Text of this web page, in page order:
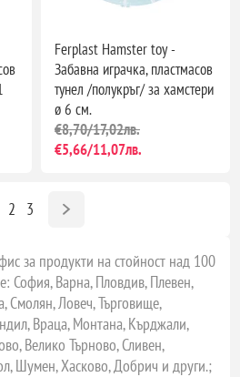
Ferplast Hamster toy -
Забавна играчка, пластмасов
тунел /полукръг/ за хамстери
ø 6 см.
€8,70/17,02лв.
€5,66/11,07лв.
2 3
за продукти на стойност над 100
София, Варна, Пловдив, Плевен,
Смолян, Ловеч, Търговище,
Враца, Монтана, Кърджали,
Велико Търново, Сливен,
Шумен, Хасково, Добрич и други.;